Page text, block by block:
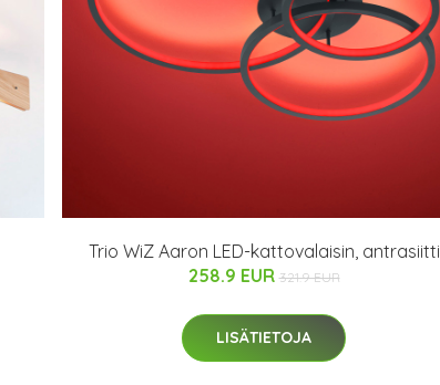
Trio WiZ Aaron LED-kattovalaisin, antrasiitti
258.9 EUR 321.9 EUR
LISÄTIETOJA